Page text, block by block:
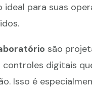
para suas
são
digitais
Isso é